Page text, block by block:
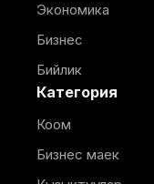
Экономика
Бизнес
Бийлик
Категория
Коом
Бизнес маек